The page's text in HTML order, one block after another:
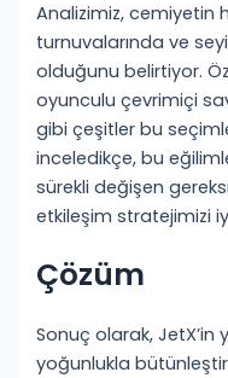
Analizimiz, cemiyetin
turnuvalarında ve
olduğunu belirtiyor.
oyunculu çevrimiçi
gibi çeşitler bu
inceledikçe, bu
sürekli değişen
etkileşim stratejimizi
Çözüm
Sonuç olarak, JetX’in
yoğunlukla